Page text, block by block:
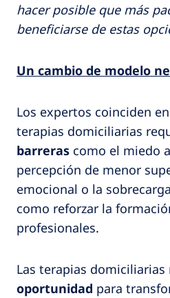
hacer posible que más
beneficiarse de estas
Un cambio de modelo
Los expertos coinciden
terapias domiciliarias
barreras como el miedo
percepción de menor
emocional o la
como reforzar la
profesionales.
Las terapias domiciliarias
oportunidad para